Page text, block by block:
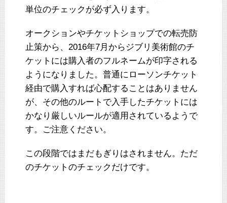
単位のチェックが必ず入ります。
オークションやチケットショップでの転売防
止策から、2016年7月からジブリ美術館のチ
ケットには購入者のフルネームが印字される
ようになりました。普通にローソンチケット
経由で購入すれば心配することはありません
が、その他のルートで入手したチケットには
かなり厳しいルールが適用されているようで
す。ご注意ください。
この段階ではまだもぎりはされません。ただ
のチケットのチェックだけです。